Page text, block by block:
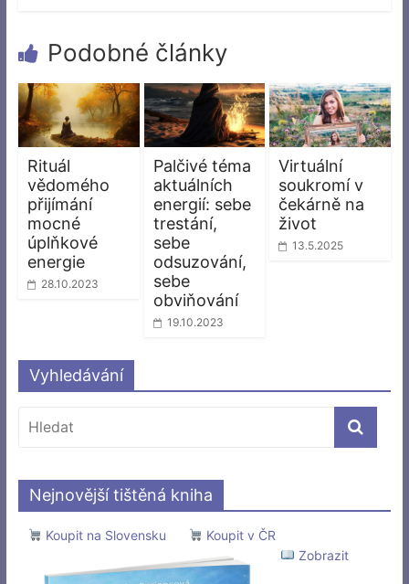
Podobné články
Rituál
vědomého
přijímání
mocné
úplňkové
energie
28.10.2023
Palčivé téma
aktuálních
energií: sebe
trestání,
sebe
odsuzování,
sebe
obviňování
19.10.2023
Virtuální
soukromí v
čekárně na
život
13.5.2025
Vyhledávání
Nejnovější tištěná kniha
Koupit na Slovensku
Koupit v ČR
Zobrazit